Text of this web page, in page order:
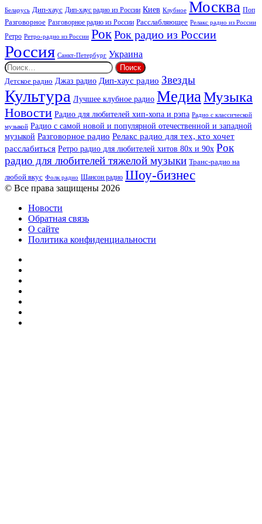
Беларусь Дип-хаус Дип-хаус радио из России Киев Клубное Москва Поп
Разговорное Разговорное радио из России Расслабляющее Релакс радио из России
Ретро Ретро-радио из России РокРок радио из России
Россия Санкт-Петербург Украина
Найти:
Детское радио Джаз радио Дип-хаус радио Звезды
Культура Лучшее клубное радио МедиаМузыка
Новости Радио для любителей хип-хопа и рэпа Радио с классической
музыкой Радио с самой новой и популярной отечественной и западной
музыкой Разговорное радио Релакс радио для тех, кто хочет
расслабиться Ретро радио для любителей хитов 80х и 90х Рок
радио для любителей тяжелой музыки Транс-радио на
любой вкус Фолк радио Шансон радио Шоу-бизнес
© Все права защищены 2026
Новости
Обратная связь
О сайте
Политика конфиденциальности